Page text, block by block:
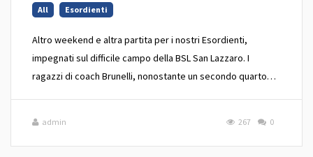
All Esordienti
Altro weekend e altra partita per i nostri Esordienti,
impegnati sul difficile campo della BSL San Lazzaro. I
ragazzi di coach Brunelli, nonostante un secondo quarto…
admin 0
267